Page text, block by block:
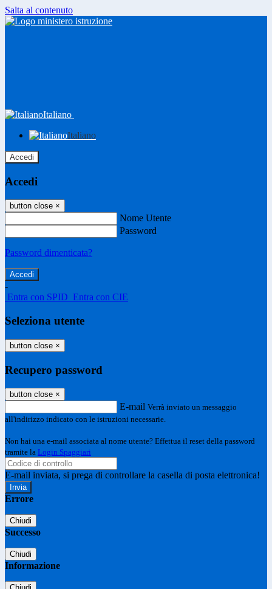
Salta al contenuto
Italiano
Italiano
Accedi
Accedi
button close ×
Nome Utente
Password
Password dimenticata?
-
Entra con SPID Entra con CIE
Seleziona utente
button close ×
Recupero password
button close ×
E-mail Verrà inviato un messaggio
all'indirizzo indicato con le istruzioni necessarie.
Non hai una e-mail associata al nome utente? Effettua il reset della password
tramite la Login Spaggiari
E-mail inviata, si prega di controllare la casella di posta elettronica!
Errore
Chiudi
Successo
Chiudi
Informazione